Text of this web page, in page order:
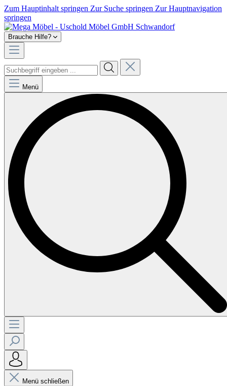
Zum Hauptinhalt springen Zur Suche springen Zur Hauptnavigation
springen
Brauche Hilfe?
Menü
Menü schließen